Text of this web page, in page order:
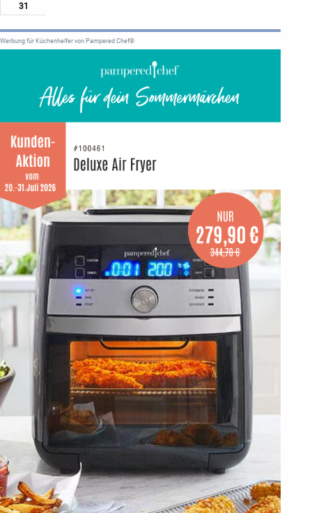
31
Werbung für Küchenhelfer von Pampered Chef®